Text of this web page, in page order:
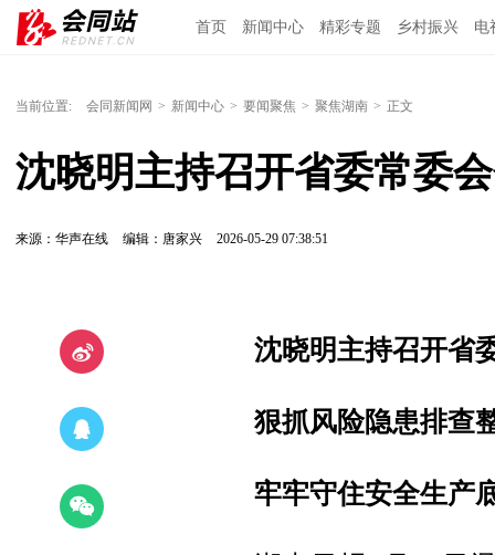
首页 新闻中心 精彩专题 乡村振兴 电
当前位置: 会同新闻网 > 新闻中心 > 要闻聚焦 > 聚焦湖南 > 正文
沈晓明主持召开省委常委
来源：华声在线 编辑：唐家兴 2026-05-29 07:38:51
沈晓明主持召开省
狠抓风险隐患排查
牢牢守住安全生产